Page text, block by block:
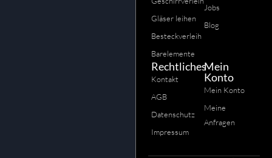
Gläser leihen
Besteckverleih
Barelemente
Jobs
Blog
Rechtliches
Kontakt
AGB
Datenschutz
Impressum
Mein
Konto
Mein Konto
Meine
Anfragen